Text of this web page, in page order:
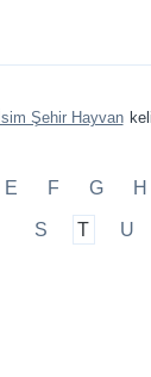
İsim Şehir Hayvan
E F G H
S T U